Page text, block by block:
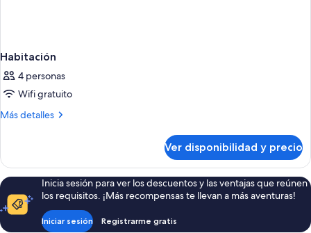
Habitación
4 personas
Wifi gratuito
Más detalles
Más
Ver disponibilidad y precio
Inicia sesión para ver los descuentos y las ventajas que reúnen
los requisitos. ¡Más recompensas te llevan a más aventuras!
Iniciar sesión Registrarme gratis